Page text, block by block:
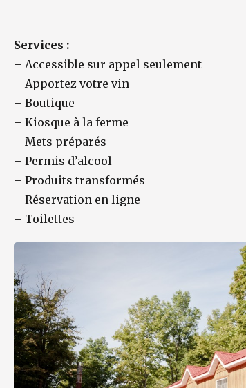
Services :
– Accessible sur appel seulement
– Apportez votre vin
– Boutique
– Kiosque à la ferme
– Mets préparés
– Permis d’alcool
– Produits transformés
– Réservation en ligne
– Toilettes